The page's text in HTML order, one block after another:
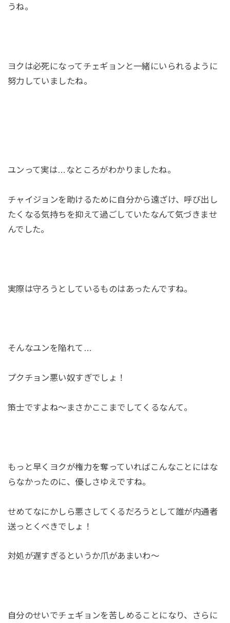
うね。
ヨクは必死になってチェギョンと一緒にいられるように
努力していましたね。
ユンって実は…なところがわかりましたね。
チャイジョンを助けるために自分から遠ざけ、呼び出し
たくなる気持ちを抑えて過ごしていたなんて気づきませ
んでした。
実際は守ろうとしているものはあったんですね。
そんなユンを陥れて…
プクチョン悪い奴すぎでしょ！
策士ですよね～まさかここまでしてくるなんて。
もっと早くヨクが権力を奪っていればこんなことにはな
らなかったのに、優しさゆえですね。
せめてなにかしら悪さしてくるだろうとして誰が内通者
送っとくべきでしょ！
対処が遅すぎるというか爪があまいわ～
自分のせいでチェギョンを苦しめることになり、さらに